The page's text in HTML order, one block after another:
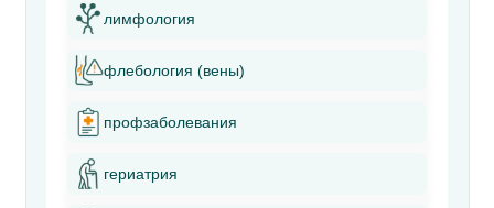
лимфология
флебология (вены)
профзаболевания
гериатрия